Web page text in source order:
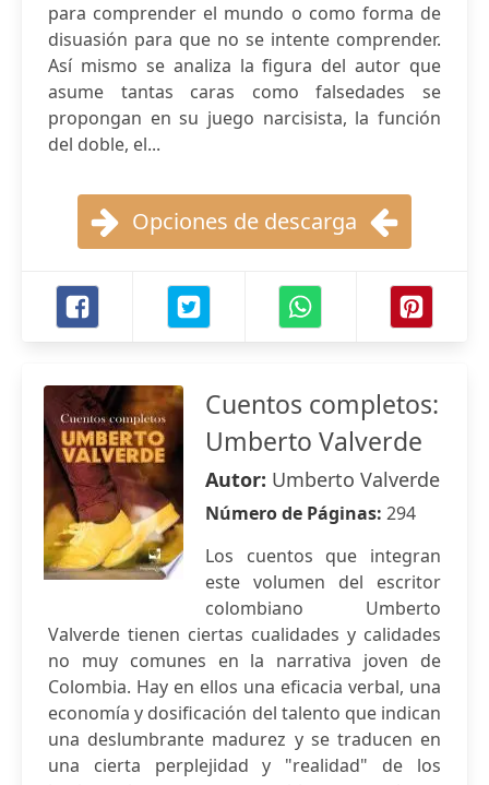
para comprender el mundo o como forma de
disuasión para que no se intente comprender.
Así mismo se analiza la figura del autor que
asume tantas caras como falsedades se
propongan en su juego narcisista, la función
del doble, el...
Opciones de descarga
Cuentos completos:
Umberto Valverde
Autor: Umberto Valverde
Número de Páginas: 294
Los cuentos que integran
este volumen del escritor
colombiano Umberto
Valverde tienen ciertas cualidades y calidades
no muy comunes en la narrativa joven de
Colombia. Hay en ellos una eficacia verbal, una
economía y dosificación del talento que indican
una deslumbrante madurez y se traducen en
una cierta perplejidad y "realidad" de los